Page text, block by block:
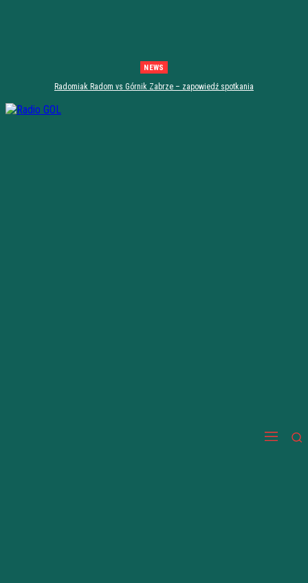
NEWS
Radomiak Radom vs Górnik Zabrze – zapowiedź spotkania